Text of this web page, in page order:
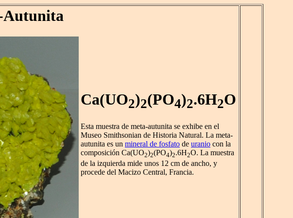
Autunita
Ca(UO2)2(PO4)2.6H2O
Esta muestra de meta-autunita se exhibe en el
Museo Smithsonian de Historia Natural. La meta-
autunita es un mineral de fosfato de uranio con la
composición Ca(UO2)2(PO4)2.6H2O. La muestra
de la izquierda mide unos 12 cm de ancho, y
procede del Macizo Central, Francia.